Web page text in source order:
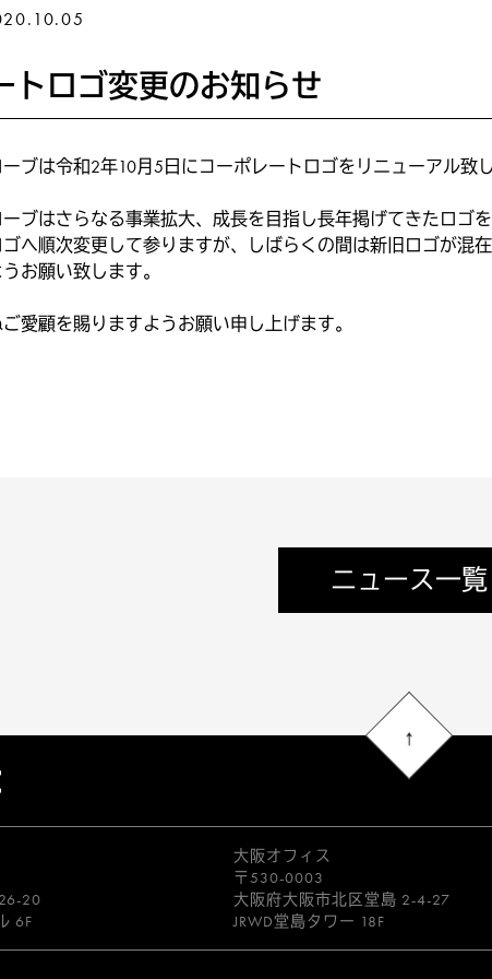
トロゴ変更のお知らせ
ブは令和2年10月5日にコーポレートロゴをリニューアル致
ブはさらなる事業拡大、成長を目指し長年掲げてきたロゴ
へ順次変更して参りますが、しばらくの間は新旧ロゴが混在
お願い致します。
愛顧を賜りますようお願い申し上げます。
ニュース一覧
20
6F
大阪オフィス
〒530-0003
大阪府大阪市北区堂島 2-4-27
JRWD堂島タワー 18F